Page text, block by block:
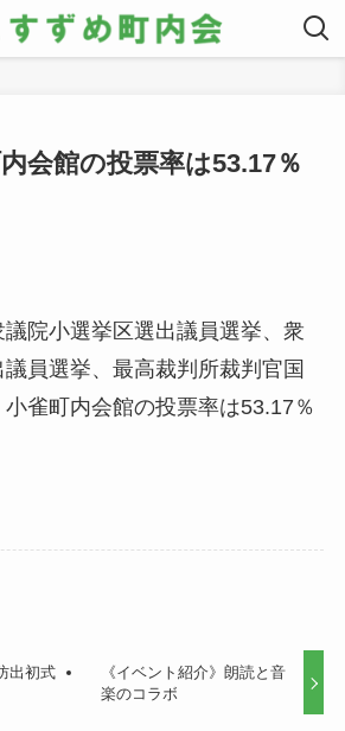
会館の投票率は53.17％
議院小選挙区選出議員選挙、衆
員選挙、最高裁判所裁判官国
雀町内会館の投票率は53.17％
出初式
《イベント紹介》朗読と音
楽のコラボ